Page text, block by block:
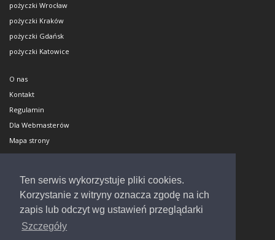
Ten serwis wykorzystuje pliki cookies.
Korzystanie z witryny oznacza zgodę na ich
zapis lub odczyt wg ustawień przeglądarki
Szczegóły
pożyczki Wrocław
pożyczki Kraków
pożyczki Gdańsk
pożyczki Katowice
O nas
Kontakt
Regulamin
Dla Webmasterów
Mapa strony
Polityka cookies
Napisali o nas
Masz pytania?